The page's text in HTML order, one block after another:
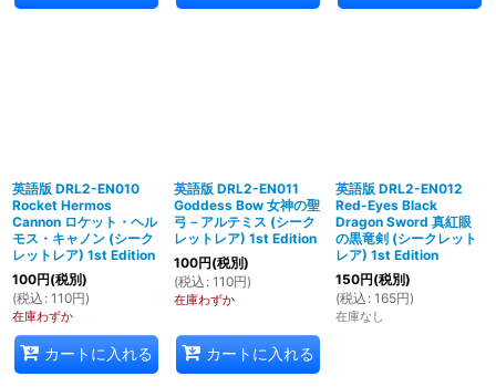
英語版 DRL2-EN010
Rocket Hermos
Cannon ロケット・ヘル
モス・キャノン (シーク
レットレア) 1st Edition
100円(税別)
(税込 : 110円)
在庫わずか
カートに入れる
英語版 DRL2-EN011
Goddess Bow 女神の聖
弓－アルテミス (シーク
レットレア) 1st Edition
100円(税別)
(税込 : 110円)
在庫わずか
カートに入れる
英語版 DRL2-EN012
Red-Eyes Black
Dragon Sword 真紅眼
の黒竜剣 (シークレット
レア) 1st Edition
150円(税別)
(税込 : 165円)
在庫なし